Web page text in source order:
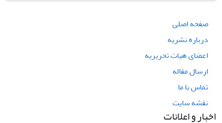
صفحه اصلی
درباره نشریه
اعضای هیات تحریریه
ارسال مقاله
تماس با ما
نقشه سایت
اخبار و اعلانات